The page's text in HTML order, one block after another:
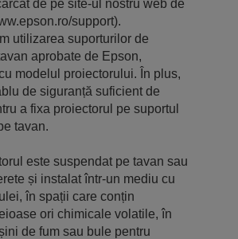
de pe site-ul nostru web de
support).
utilizarea suporturilor de
aprobate de Epson,
modelul proiectorului. În plus,
de siguranță suficient de
a fixa proiectorul pe suportul
tavan.
este suspendat pe tavan sau
și instalat într-un mediu cu
în spații care conțin
ori chimicale volatile, în
de fum sau bule pentru